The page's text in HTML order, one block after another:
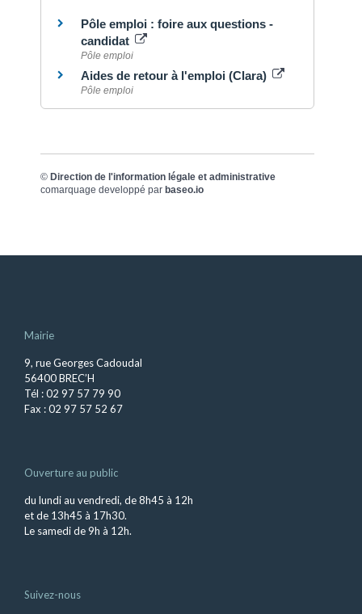
Pôle emploi : foire aux questions -
candidat
Pôle emploi
Aides de retour à l'emploi (Clara)
Pôle emploi
© Direction de l'information légale et administrative
comarquage developpé par baseo.io
Mairie
9, rue Georges Cadoudal
56400 BREC’H
Tél : 02 97 57 79 90
Fax : 02 97 57 52 67
Ouverture au public
du lundi au vendredi, de 8h45 à 12h
et de 13h45 à 17h30.
Le samedi de 9h à 12h.
Suivez-nous